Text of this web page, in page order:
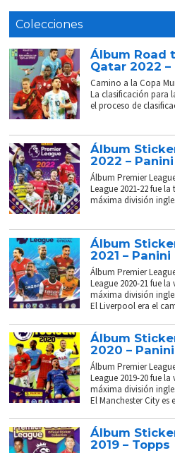
Colecciones
Álbum Road
Qatar 2022 –
Camino a la Copa
La clasificación para
el proceso de
Álbum
2022 – Panini
Álbum Premier
League 2021-22 fue
máxima división
Álbum
2021 – Panini
Álbum Premier
League 2020-21 fue
máxima división
El Liverpool era el
Álbum
2020 – Panini
Álbum Premier
League 2019-20 fue
máxima división
El Manchester City es
Álbum
2019 – Topps